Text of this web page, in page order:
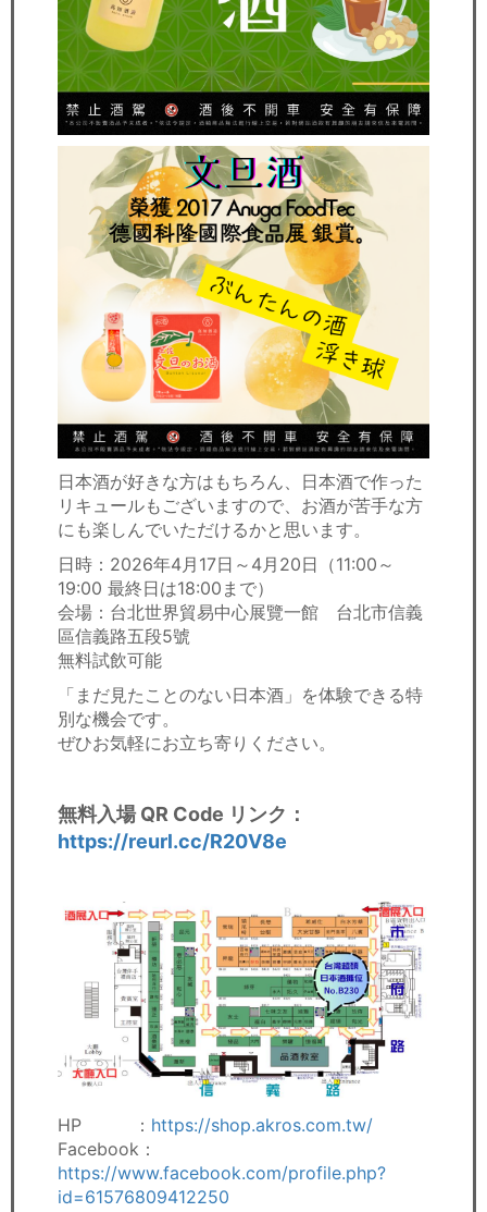
日本酒が好きな方はもちろん、日本酒で作った
リキュールもございますので、お酒が苦手な方
にも楽しんでいただけるかと思います。
日時：2026年4月17日～4月20日（11:00～
19:00 最終日は18:00まで）
会場：台北世界貿易中心展覽一館 台北市信義
區信義路五段5號
無料試飲可能
「まだ見たことのない日本酒」を体験できる特
別な機会です。
ぜひお気軽にお立ち寄りください。
無料入場 QR Code リンク：
https://reurl.cc/R20V8e
HP ： https://shop.akros.com.tw/
Facebook：
https://www.facebook.com/profile.php?
id=61576809412250​